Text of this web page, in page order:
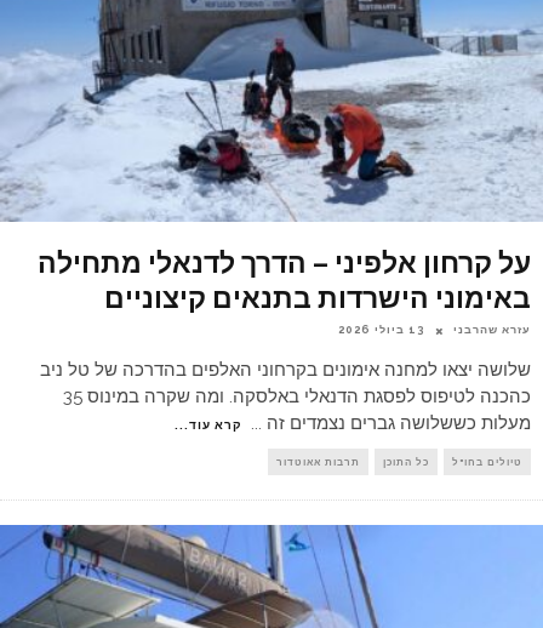
על קרחון אלפיני – הדרך לדנאלי מתחילה
באימוני הישרדות בתנאים קיצוניים
עזרא שהרבני 13 ביולי 2026
שלושה יצאו למחנה אימונים בקרחוני האלפים בהדרכה של טל ניב
כהכנה לטיפוס לפסגת הדנאלי באלסקה. ומה שקרה במינוס 35
מעלות כששלושה גברים נצמדים זה ... קרא עוד...
טיולים בחו"ל כל התוכן תרבות אאוטדור